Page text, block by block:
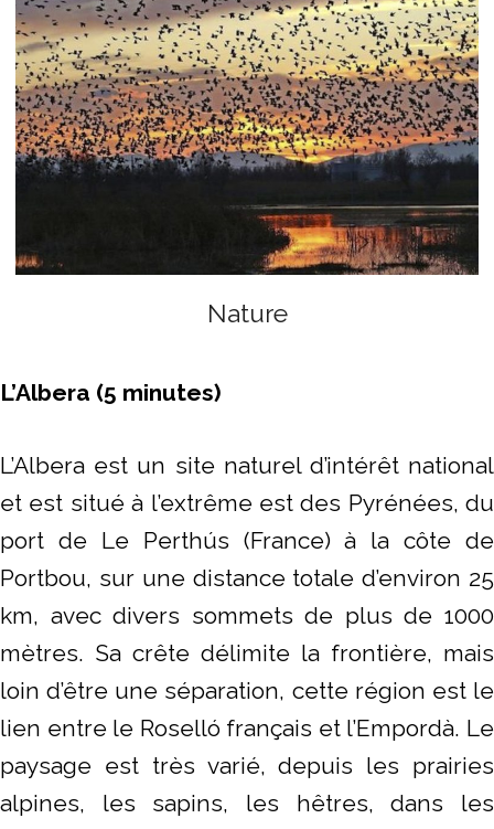
Nature
L’Albera (5 minutes)
L’Albera est un site naturel d’intérêt national
et est situé à l’extrême est des Pyrénées, du
port de Le Perthús (France) à la côte de
Portbou, sur une distance totale d’environ 25
km, avec divers sommets de plus de 1000
mètres. Sa crête délimite la frontière, mais
loin d’être une séparation, cette région est le
lien entre le Roselló français et l’Empordà. Le
paysage est très varié, depuis les prairies
alpines, les sapins, les hêtres, dans les